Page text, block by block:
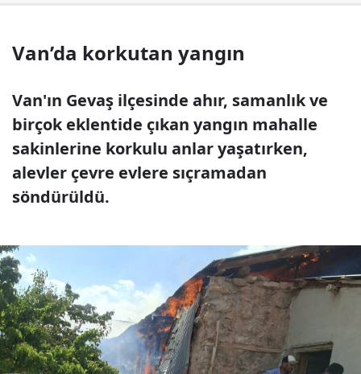
Van’da korkutan yangın
Van'ın Gevaş ilçesinde ahır, samanlık ve
birçok eklentide çıkan yangın mahalle
sakinlerine korkulu anlar yaşatırken,
alevler çevre evlere sıçramadan
söndürüldü.